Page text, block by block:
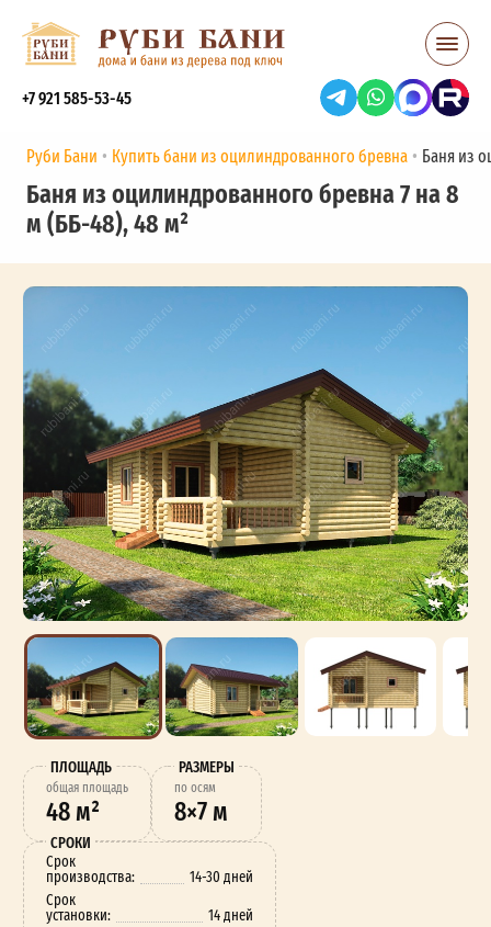
+7 921 585-53-45
Руби Бани Купить бани из оцилиндрованного бревна Баня из
Баня из оцилиндрованного бревна 7 на 8
м (ББ-48), 48 м²
ПЛОЩАДЬ
oбщая площадь
48 м²
РАЗМЕРЫ
по осям
8×7 м
СРОКИ
Срок
производства:
14-30 дней
Срок
установки: 14 дней